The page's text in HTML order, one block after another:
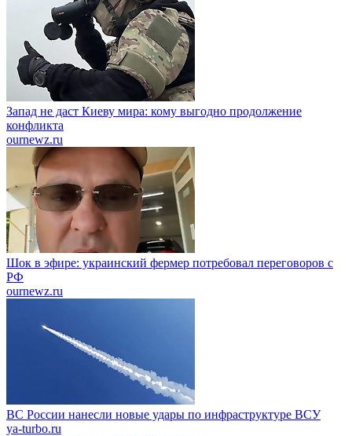
Запад не даст Киеву мира: кому выгодно продолжение
конфликта
ournewz.ru
Шок в эфире: украинский фермер потребовал переговоров с
РФ
ournewz.ru
ВС России нанесли новые удары по инфраструктуре ВСУ
ya-turbo.ru